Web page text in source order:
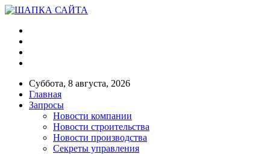
Суббота, 8 августа, 2026
Главная
Запросы
Новости компании
Новости строительства
Новости производства
Секреты управления